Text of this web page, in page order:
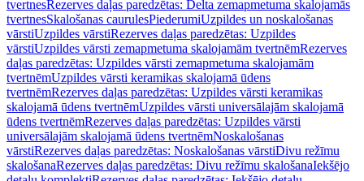
tvertnesRezerves daļas paredzētas: Delta zemapmetuma skalojamās
tvertnesSkalošanas caurulesPiederumiUzpildes un noskalošanas
vārstiUzpildes vārstiRezerves daļas paredzētas: Uzpildes
vārstiUzpildes vārsti zemapmetuma skalojamām tvertnēmRezerves
daļas paredzētas: Uzpildes vārsti zemapmetuma skalojamām
tvertnēmUzpildes vārsti keramikas skalojamā ūdens
tvertnēmRezerves daļas paredzētas: Uzpildes vārsti keramikas
skalojamā ūdens tvertnēmUzpildes vārsti universālajām skalojamā
ūdens tvertnēmRezerves daļas paredzētas: Uzpildes vārsti
universālajām skalojamā ūdens tvertnēmNoskalošanas
vārstiRezerves daļas paredzētas: Noskalošanas vārstiDivu režīmu
skalošanaRezerves daļas paredzētas: Divu režīmu skalošanaIekšējo